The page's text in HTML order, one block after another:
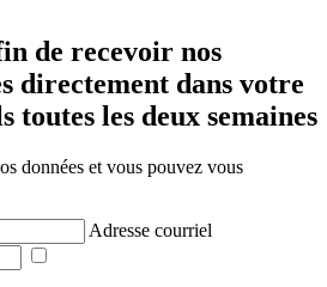
de recevoir nos
directement dans votre
toutes les deux semaines
données et vous pouvez vous
Adresse courriel